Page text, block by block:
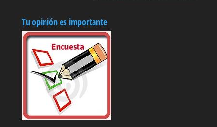
Tu opinión es importante